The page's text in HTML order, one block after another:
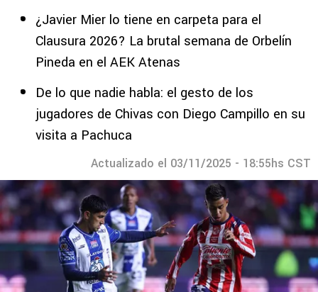
¿Javier Mier lo tiene en carpeta para el
Clausura 2026? La brutal semana de Orbelín
Pineda en el AEK Atenas
De lo que nadie habla: el gesto de los
jugadores de Chivas con Diego Campillo en su
visita a Pachuca
Actualizado el 03/11/2025 - 18:55hs CST